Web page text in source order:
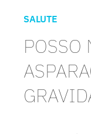
SALUTE
POSSO